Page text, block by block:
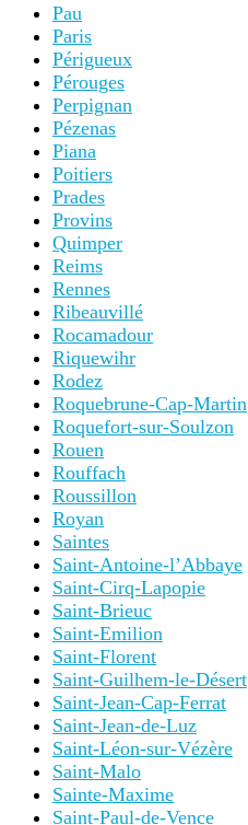
Pau
Paris
Périgueux
Pérouges
Perpignan
Pézenas
Piana
Poitiers
Prades
Provins
Quimper
Reims
Rennes
Ribeauvillé
Rocamadour
Riquewihr
Rodez
Roquebrune-Cap-Martin
Roquefort-sur-Soulzon
Rouen
Rouffach
Roussillon
Royan
Saintes
Saint-Antoine-l’Abbaye
Saint-Cirq-Lapopie
Saint-Brieuc
Saint-Emilion
Saint-Florent
Saint-Guilhem-le-Désert
Saint-Jean-Cap-Ferrat
Saint-Jean-de-Luz
Saint-Léon-sur-Vézère
Saint-Malo
Sainte-Maxime
Saint-Paul-de-Vence